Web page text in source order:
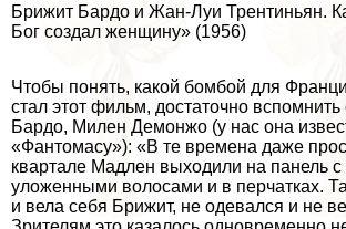
Брижит Бардо и Жан-Луи Трентиньян.
Бог создал женщину» (1956)
Чтобы понять, какой бомбой для
стал этот фильм, достаточно вспомнить
Бардо, Милен Демонжо (у нас она
«Фантомасу»): «В те времена даже
квартале Мадлен выходили на панель с
уложенными волосами и в перчатках.
и вела себя Брижит, не одевался и не